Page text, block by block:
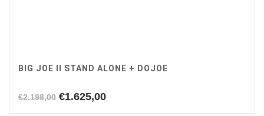
BIG JOE II STAND ALONE + DOJOE
€2.198,00 Oorspronkelijke
€1.625,00Huidige